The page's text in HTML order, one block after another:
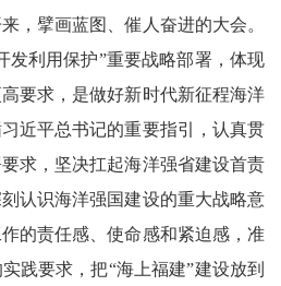
，擘画蓝图、催人奋进的大会。
发利用保护”重要战略部署，体现
要求，是做好新时代新征程海洋
近平总书记的重要指引，认真贯
求，坚决扛起海洋强省建设首责
认识海洋强国建设的重大战略意
的责任感、使命感和紧迫感，准
践要求，把“海上福建”建设放到